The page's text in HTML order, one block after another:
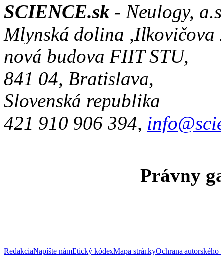
SCIENCE.sk - Neulogy,
Mlynská dolina ,Ilkovičova
nová budova FIIT STU,
841 04, Bratislava,
Slovenská republika
421 910 906 394,
Právny
RedakciaNapíšte námEtický kódexMapa stránkyOchrana autorského